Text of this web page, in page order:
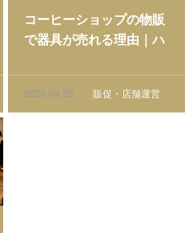
コーヒーショップの物販
で器具が売れる理由｜ハ
提案設計
2026.04.25 販促・店舗運営